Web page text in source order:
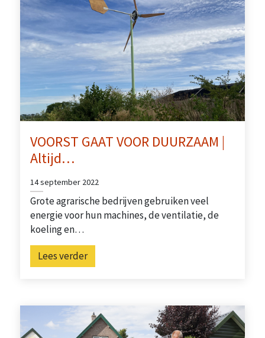
VOORST GAAT VOOR DUURZAAM |
Altijd…
14 september 2022
Grote agrarische bedrijven gebruiken veel
energie voor hun machines, de ventilatie, de
koeling en…
Lees verder